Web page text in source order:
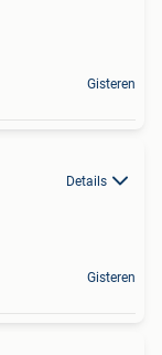
Gisteren
Details
Gisteren